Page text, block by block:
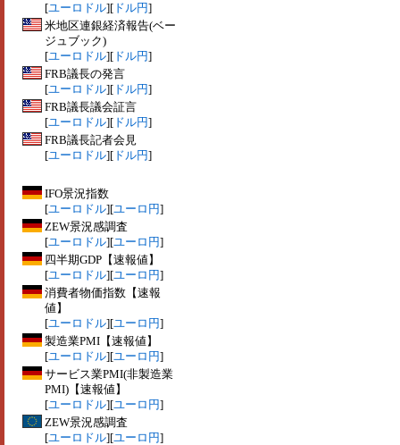
[ユーロドル][ ドル円]
米地区連銀経済報告(ベー
ジュブック)
[ユーロドル][ ドル円]
FRB議長の発言
[ユーロドル][ ドル円]
FRB議長議会証言
[ユーロドル][ ドル円]
FRB議長記者会見
[ユーロドル][ ドル円]
IFO景況指数
[ユーロドル][ユーロ円]
ZEW景況感調査
[ユーロドル][ユーロ円]
四半期GDP【速報値】
[ユーロドル][ユーロ円]
消費者物価指数【速報
値】
[ユーロドル][ユーロ円]
製造業PMI【速報値】
[ユーロドル][ユーロ円]
サービス業PMI(非製造業
PMI)【速報値】
[ユーロドル][ユーロ円]
ZEW景況感調査
[ユーロドル][ユーロ円]